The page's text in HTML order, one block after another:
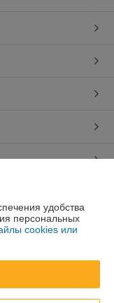
удобства
персональных
cookies или